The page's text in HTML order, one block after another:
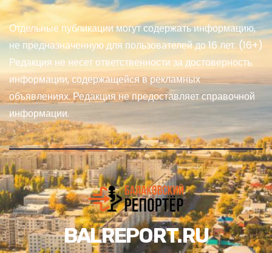
Отдельные публикации могут содержать информацию,
не предназначенную для пользователей до 16 лет. (16+)
Редакция не несет ответственности за достоверность
информации, содержащейся в рекламных
объявлениях. Редакция не предоставляет справочной
информации.
BALREPORT.RU